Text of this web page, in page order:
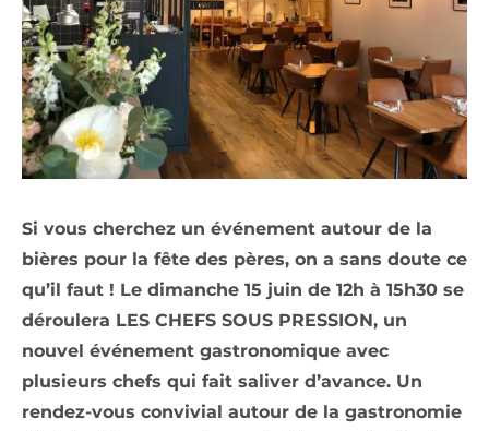
Si vous cherchez un événement autour de la
bières pour la fête des pères, on a sans doute ce
qu’il faut ! Le dimanche 15 juin de 12h à 15h30 se
déroulera LES CHEFS SOUS PRESSION, un
nouvel événement gastronomique avec
plusieurs chefs qui fait saliver d’avance. Un
rendez-vous convivial autour de la gastronomie